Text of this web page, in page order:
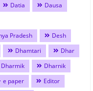
Datia
Dausa
Pradesh
Desh
Dhamtari
Dhar
Dharmik
Dharnik
e paper
Editor